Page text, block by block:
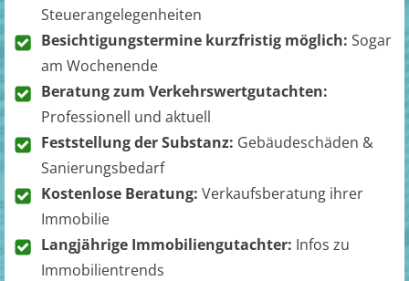
Steuerangelegenheiten
Besichtigungstermine kurzfristig möglich: Sogar
am Wochenende
Beratung zum Verkehrswertgutachten:
Professionell und aktuell
Feststellung der Substanz: Gebäudeschäden &
Sanierungsbedarf
Kostenlose Beratung: Verkaufsberatung ihrer
Immobilie
Langjährige Immobiliengutachter: Infos zu
Immobilientrends